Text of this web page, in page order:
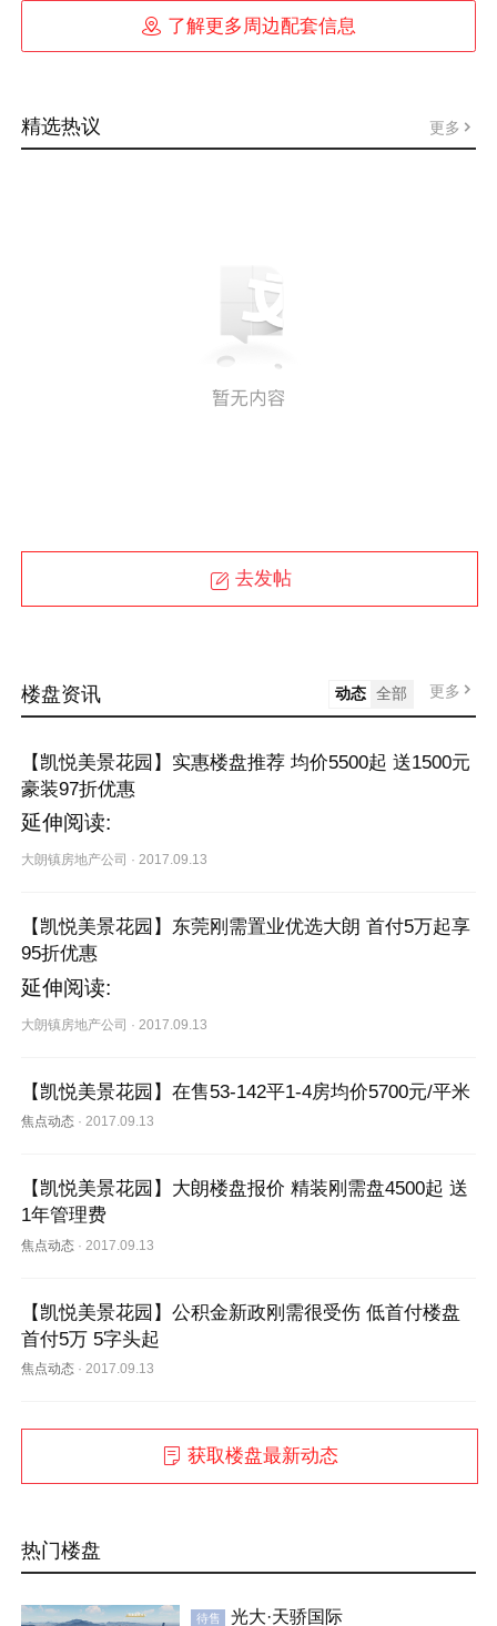
 了解更多周边配套信息
精选热议 更多
去发帖
楼盘资讯 动态 全部 更多
【凯悦美景花园】实惠楼盘推荐 均价5500起 送1500元
豪装97折优惠
延伸阅读:
大朗镇房地产公司 ·2017.09.13
【凯悦美景花园】东莞刚需置业优选大朗 首付5万起享
95折优惠
延伸阅读:
大朗镇房地产公司 ·2017.09.13
【凯悦美景花园】在售53-142平1-4房均价5700元/平米
焦点动态 ·2017.09.13
【凯悦美景花园】大朗楼盘报价 精装刚需盘4500起 送
1年管理费
焦点动态 · 2017.09.13
【凯悦美景花园】公积金新政刚需很受伤 低首付楼盘
首付5万 5字头起
焦点动态 ·2017.09.13
获取楼盘最新动态
热门楼盘
待售 光大·天骄国际